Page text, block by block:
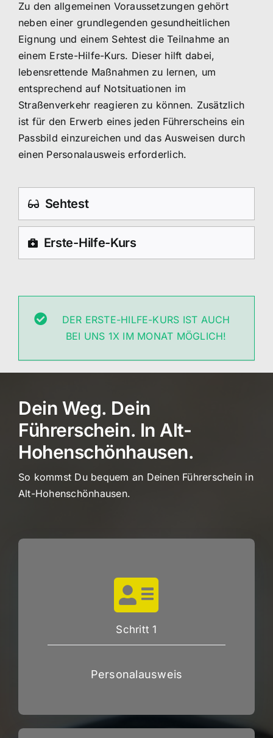
Zu den allgemeinen Voraussetzungen gehört
neben einer grundlegenden gesundheitlichen
Eignung und einem Sehtest die Teilnahme an
einem Erste-Hilfe-Kurs. Dieser hilft dabei,
lebensrettende Maßnahmen zu lernen, um
entsprechend auf Notsituationen im
Straßenverkehr reagieren zu können. Zusätzlich
ist für den Erwerb eines jeden Führerscheins ein
Passbild einzureichen und das Ausweisen durch
einen Personalausweis erforderlich.
Sehtest
Erste-Hilfe-Kurs
DER ERSTE-HILFE-KURS IST AUCH
BEI UNS 1X IM MONAT MÖGLICH!
Dein Weg. Dein
Führerschein. In Alt-
Hohenschönhausen.
So kommst Du bequem an Deinen Führerschein in
Alt-Hohenschönhausen.
Schritt 1
Personalausweis